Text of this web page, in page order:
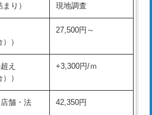
66,000円
まで）
16,500円
り） 現地調査
）
27,500円～
え
）
+3,300円/ｍ
舗・法
42,350円